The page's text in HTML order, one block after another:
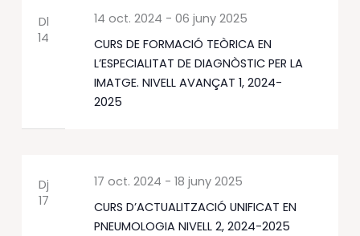
Dl
14
CURS DE FORMACIÓ TEÒRICA EN
L’ESPECIALITAT DE DIAGNÒSTIC PER LA
IMATGE. NIVELL AVANÇAT 1, 2024-
2025
14 oct. 2024 - 06 juny 2025
Dj
17
CURS D’ACTUALITZACIÓ UNIFICAT EN
PNEUMOLOGIA NIVELL 2, 2024-2025
17 oct. 2024 - 18 juny 2025